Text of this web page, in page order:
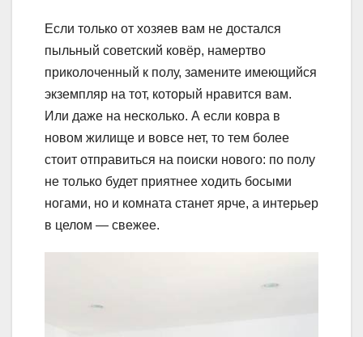
Если только от хозяев вам не достался
пыльный советский ковёр, намертво
приколоченный к полу, замените имеющийся
экземпляр на тот, который нравится вам.
Или даже на несколько. А если ковра в
новом жилище и вовсе нет, то тем более
стоит отправиться на поиски нового: по полу
не только будет приятнее ходить босыми
ногами, но и комната станет ярче, а интерьер
в целом — свежее.